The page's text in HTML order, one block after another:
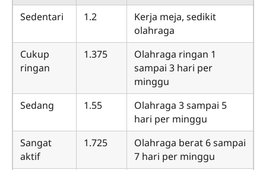
Sedentari 1.2
Kerja meja, sedikit
olahraga
Cukup
ringan
1.375
Olahraga ringan 1
sampai 3 hari per
minggu
Sedang
1.55
Olahraga 3 sampai 5
hari per minggu
Sangat
aktif
1.725
Olahraga berat 6 sampai
7 hari per minggu